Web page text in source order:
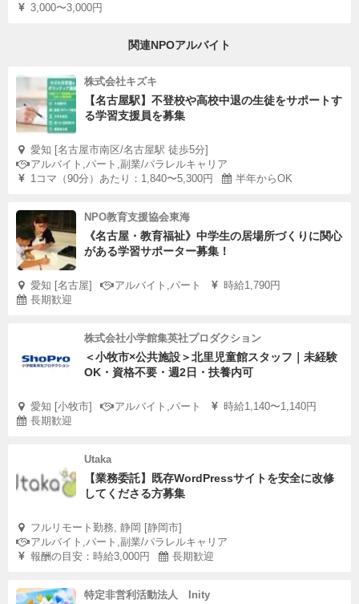
3,000〜3,000円
関連NPOアルバイト
株式会社キズキ
【名古屋駅】不登校や高校中退の生徒をサポートす
る学習支援員を募集
愛知 [名古屋市南区/名古屋駅 徒歩5分]
アルバイト,パート,副業/パラレルキャリア
1コマ（90分）あたり：1,840〜5,300円
半年からOK
NPO教育支援協会東海
《名古屋・教育福祉》中学生の居場所づくりに関心
がある学習サポーター募集！
愛知 [名古屋] アルバイト,パート
時給1,790円
長期歓迎
株式会社小学館集英社プロダクション
＜小牧市×公共施設＞北里児童館スタッフ｜未経験
OK・資格不要・週2日・扶養内可
愛知 [小牧市] アルバイト,パート
時給1,140〜1,140円
長期歓迎
Utaka
【業務委託】既存WordPressサイトを安全に改修
してくださる方募集
フルリモート勤務, 静岡 [静岡市]
アルバイト,パート,副業/パラレルキャリア
報酬の目安：時給3,000円
長期歓迎
特定非営利活動法人 Inity